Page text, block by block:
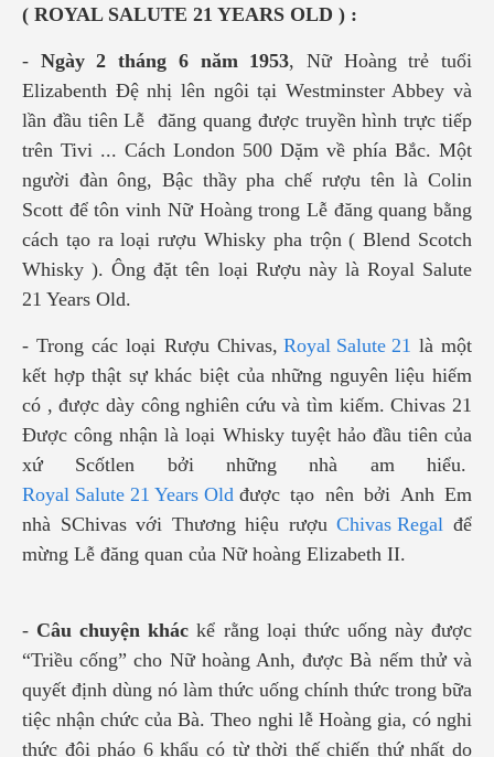
( ROYAL SALUTE 21 YEARS OLD ) :
- Ngày 2 tháng 6 năm 1953, Nữ Hoàng trẻ tuổi
Elizabenth Đệ nhị lên ngôi tại Westminster Abbey và
lần đầu tiên Lễ đăng quang được truyền hình trực tiếp
trên Tivi ... Cách London 500 Dặm về phía Bắc. Một
người đàn ông, Bậc thầy pha chế rượu tên là Colin
Scott để tôn vinh Nữ Hoàng trong Lễ đăng quang bằng
cách tạo ra loại rượu Whisky pha trộn ( Blend Scotch
Whisky ). Ông đặt tên loại Rượu này là Royal Salute
21 Years Old.
- Trong các loại Rượu Chivas, Royal Salute 21 là một
kết hợp thật sự khác biệt của những nguyên liệu hiếm
có , được dày công nghiên cứu và tìm kiếm. Chivas 21
Được công nhận là loại Whisky tuyệt hảo đầu tiên của
xứ Scốtlen bởi những nhà am hiểu.
Royal Salute 21 Years Old được tạo nên bởi Anh Em
nhà SChivas với Thương hiệu rượuChivas Regal để
mừng Lễ đăng quan của Nữ hoàng Elizabeth II.
- Câu chuyện khác kể rằng loại thức uống này được
“Triều cống” cho Nữ hoàng Anh, được Bà nếm thử và
quyết định dùng nó làm thức uống chính thức trong bữa
tiệc nhận chức của Bà. Theo nghi lễ Hoàng gia, có nghi
thức đội pháo 6 khẩu có từ thời thế chiến thứ nhất do